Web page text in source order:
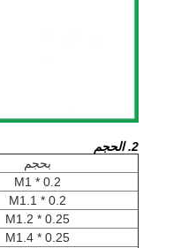
2. الحجم
بحجم
M1 * 0.2
M1.1 * 0.2
M1.2 * 0.25
M1.4 * 0.25